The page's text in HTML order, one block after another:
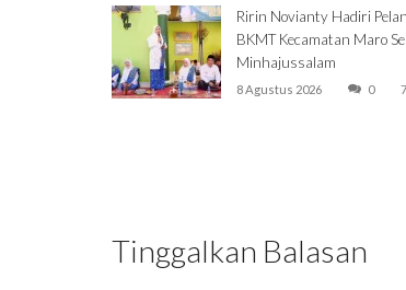
Ririn Novianty Hadiri
BKMT Kecamatan Maro
Minhajussalam
8 Agustus 2026 0
Tinggalkan Balasan